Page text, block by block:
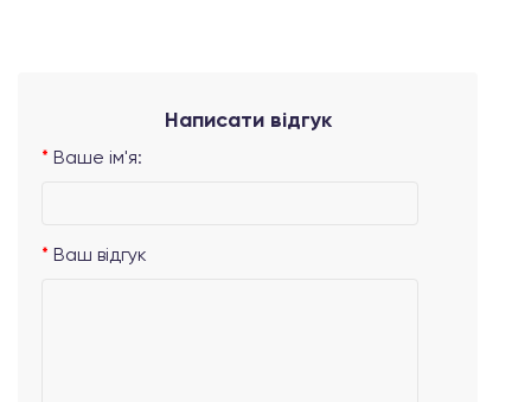
Написати відгук
Ваше ім'я:
Ваш відгук